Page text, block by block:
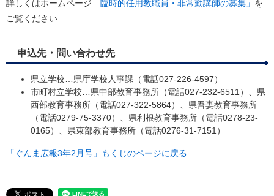
詳しくはホームページ 「臨時的任用教職員・非常勤講師の募集」 を
ご覧ください
申込先・問い合わせ先
県立学校…県庁学校人事課（電話027-226-4597）
市町村立学校…県中部教育事務所（電話027-232-6511）、県
西部教育事務所（電話027-322-5864）、県吾妻教育事務所
（電話0279-75-3370）、県利根教育事務所（電話0278-23-
0165）、県東部教育事務所（電話0276-31-7151）
「ぐんま広報3年2月号」もくじのページに戻る